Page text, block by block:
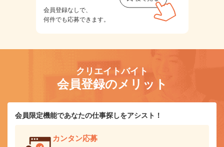
会員登録なしで、
何件でも応募できます。
クリエイトバイト
会員登録のメリット
会員限定機能であなたの仕事探しをアシスト！
カンタン応募